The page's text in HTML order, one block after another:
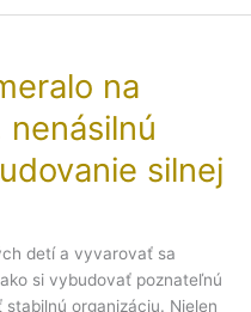
na
silnej
detí a vyvarovať sa
si vybudovať poznateľnú
organizáciu. Nielen